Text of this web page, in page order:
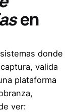
en
donde
valida
plataforma
ver: